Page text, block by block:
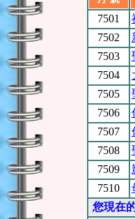
7501
7502
7503
7504
7505
7506
7507
7508
7509
7510
您現在